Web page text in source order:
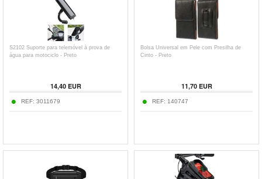
S2102 Suporte para telemóvel à prova de
água para motociclo - Preto
14,40EUR
REF: 3011679
Bolsa Universal em Pele com Presilha de
Cinto - Preto
11,70EUR
REF: 140747